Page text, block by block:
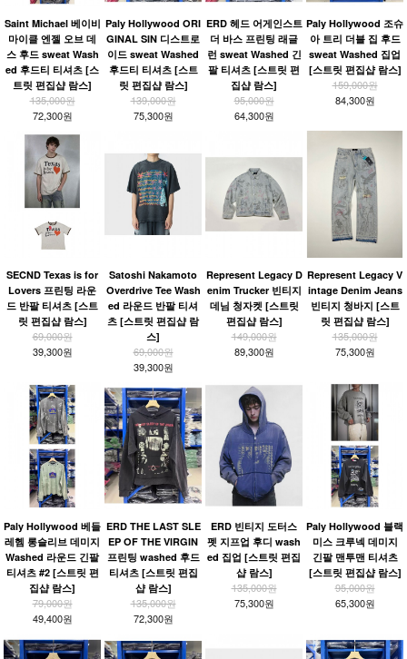
Saint Michael 베이비
마이클 엔젤 오브 데
스 후드 sweat Wash
ed 후드티 티셔츠 [스
트릿 편집샵 람스]
135,000원
72,300원
Paly Hollywood ORI
GINAL SIN 디스트로
이드 sweat Washed
후드티 티셔츠 [스트
릿 편집샵 람스]
139,000원
75,300원
ERD 헤드 어게인스트
더 바스 프린팅 래글
런 sweat Washed 긴
팔 티셔츠 [스트릿 편
집샵 람스]
95,000원
64,300원
Paly Hollywood 조슈
아 트리 더블 집 후드
sweat Washed 집업
[스트릿 편집샵 람스]
159,000원
84,300원
SECND Texas is for
Lovers 프린팅 라운
드 반팔 티셔츠 [스트
릿 편집샵 람스]
69,000원
39,300원
Satoshi Nakamoto
Overdrive Tee Wash
ed 라운드 반팔 티셔
츠 [스트릿 편집샵 람
스]
69,000원
39,300원
Represent Legacy D
enim Trucker 빈티지
데님 청자켓 [스트릿
편집샵 람스]
149,000원
89,300원
Represent Legacy V
intage Denim Jeans
빈티지 청바지 [스트
릿 편집샵 람스]
135,000원
75,300원
Paly Hollywood 베들
레헴 롱슬리브 데미지
Washed 라운드 긴팔
티셔츠 #2 [스트릿 편
집샵 람스]
79,000원
49,400원
ERD THE LAST SLE
EP OF THE VIRGIN
프린팅 washed 후드
티셔츠 [스트릿 편집
샵 람스]
135,000원
72,300원
ERD 빈티지 도터스
펫 지프업 후디 wash
ed 집업 [스트릿 편집
샵 람스]
135,000원
75,300원
Paly Hollywood 블랙
미스 크루넥 데미지
긴팔 맨투맨 티셔츠
[스트릿 편집샵 람스]
95,000원
65,300원